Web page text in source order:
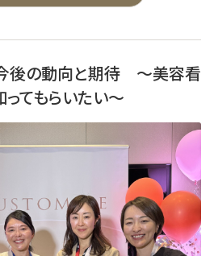
後の動向と期待 ～美容看
てもらいたい～